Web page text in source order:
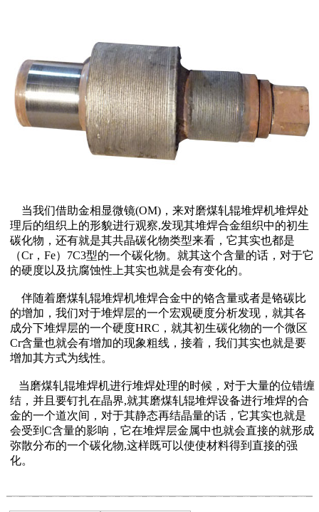
当我们借助金相显微镜(OM)，来对磨煤轧辊堆焊机堆焊处
理后的组织上的形貌进行观察,发现其堆焊合金组织中的初生
碳化物，还有就是其共晶碳化物类型来看，它其实也都是
（Cr，Fe）7C3型的一个碳化物。就其这个含量的话，对于它
的硬度以及抗腐蚀性上其实也就是会有变化的。
伴随着磨煤轧辊堆焊机堆焊合金中的铬含量或者是铬碳比
的增加，我们对于堆焊层的一个宏观硬度分析发现，就其各
成分下堆焊层的一个硬度HRC，就其初生碳化物的一个微区
Cr含量也就会有增加的现象粗线，接着，我们其实也就是要
增加其方式为线性。
当磨煤轧辊堆焊机进行堆焊处理的时候，对于大量的位错缠
结，并且要钉扎在晶界,就其磨煤轧辊堆焊设备进行堆焊的合
金的一个道次间，对于其静态再结晶量的话，它其实也就是
会受到C含量的影响，它在堆焊层金属中也就会直接的就形成
弥散分布的一个碳化物,这样既可以使使材料得到直接的强
化。